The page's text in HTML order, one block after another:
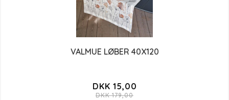
VALMUE LØBER 40X120
DKK 15,00
DKK 179,00